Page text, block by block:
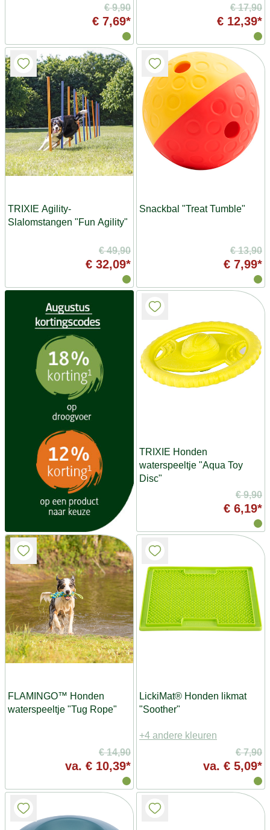
€ 9,90
€ 7,69*
€ 17,90
€ 12,39*
TRIXIE Agility-
Slalomstangen "Fun Agility"
€ 49,90
€ 32,09*
Snackbal "Treat Tumble"
€ 13,90
€ 7,99*
TRIXIE Honden
waterspeeltje "Aqua Toy
Disc"
€ 9,90
€ 6,19*
FLAMINGO™ Honden
waterspeeltje "Tug Rope"
€ 14,90
va. € 10,39*
LickiMat® Honden likmat
"Soother"
+4 andere kleuren
€ 7,90
va. € 5,09*